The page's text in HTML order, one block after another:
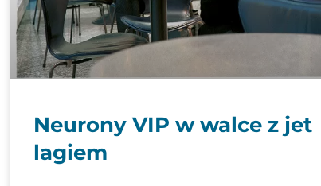
Neurony VIP w walce z jet
lagiem